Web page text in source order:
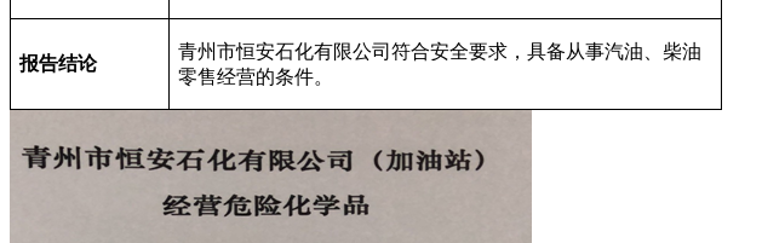
报告结论
青州市恒安石化有限公司 符合安全要求，具备从事汽油、柴油
零售经营的条件。